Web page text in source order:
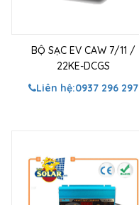
BỘ SẠC EV CAW 7/11 /
22KE-DCGS
Liên hệ:0937 296 297